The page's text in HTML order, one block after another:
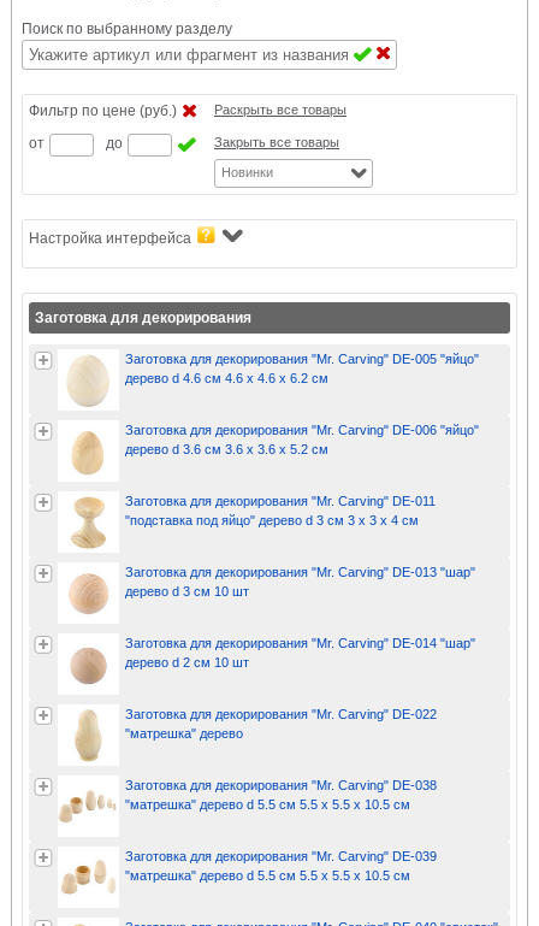
Поиск по выбранному разделу
Фильтр по цене (руб.)
от
до
Раскрыть все товары
Закрыть все товары
Новинки
Настройка интерфейса
Заготовка для декорирования
Заготовка для декорирования "Mr. Carving" DE-005 "яйцо"
дерево d 4.6 см 4.6 х 4.6 х 6.2 см
Заготовка для декорирования "Mr. Carving" DE-006 "яйцо"
дерево d 3.6 см 3.6 х 3.6 х 5.2 см
Заготовка для декорирования "Mr. Carving" DE-011
"подставка под яйцо" дерево d 3 см 3 х 3 х 4 см
Заготовка для декорирования "Mr. Carving" DE-013 "шар"
дерево d 3 см 10 шт
Заготовка для декорирования "Mr. Carving" DE-014 "шар"
дерево d 2 см 10 шт
Заготовка для декорирования "Mr. Carving" DE-022
"матрешка" дерево
Заготовка для декорирования "Mr. Carving" DE-038
"матрешка" дерево d 5.5 см 5.5 х 5.5 х 10.5 см
Заготовка для декорирования "Mr. Carving" DE-039
"матрешка" дерево d 5.5 см 5.5 х 5.5 х 10.5 см